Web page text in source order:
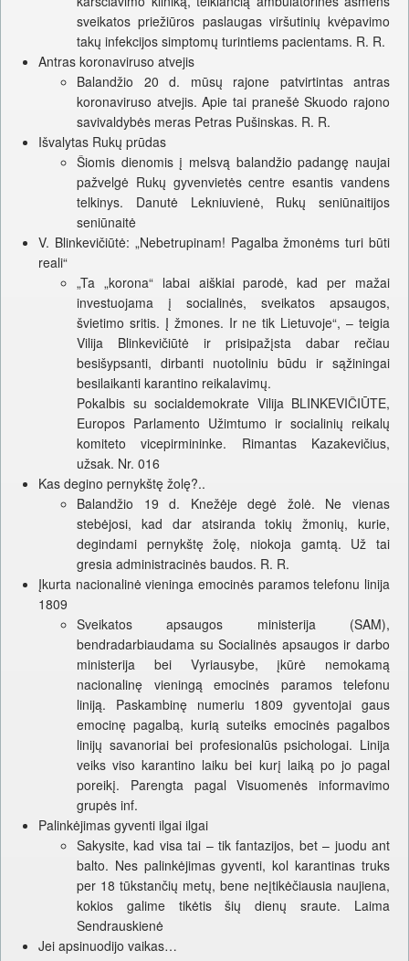
sveikatos priežiūros paslaugas viršutinių kvėpavimo
takų infekcijos simptomų turintiems pacientams. R. R.
Antras koronaviruso atvejis
Balandžio 20 d. mūsų rajone patvirtintas antras
koronaviruso atvejis. Apie tai pranešė Skuodo rajono
savivaldybės meras Petras Pušinskas. R. R.
Išvalytas Rukų prūdas
Šiomis dienomis į melsvą balandžio padangę naujai
pažvelgė Rukų gyvenvietės centre esantis vandens
telkinys. Danutė Lekniuvienė, Rukų seniūnaitijos
seniūnaitė
V. Blinkevičiūtė: „Nebetrupinam! Pagalba žmonėms turi būti
reali“
„Ta „korona“ labai aiškiai parodė, kad per mažai
investuojama į socialinės, sveikatos apsaugos,
švietimo sritis. Į žmones. Ir ne tik Lietuvoje“, – teigia
Vilija Blinkevičiūtė ir prisipažįsta dabar rečiau
besišypsanti, dirbanti nuotoliniu būdu ir sąžiningai
besilaikanti karantino reikalavimų.
Pokalbis su socialdemokrate Vilija BLINKEVIČIŪTE,
Europos Parlamento Užimtumo ir socialinių reikalų
komiteto vicepirmininke. Rimantas Kazakevičius,
užsak. Nr. 016
Kas degino pernykštę žolę?..
Balandžio 19 d. Knežėje degė žolė. Ne vienas
stebėjosi, kad dar atsiranda tokių žmonių, kurie,
degindami pernykštę žolę, niokoja gamtą. Už tai
gresia administracinės baudos. R. R.
Įkurta nacionalinė vieninga emocinės paramos telefonu linija
1809
Sveikatos apsaugos ministerija (SAM),
bendradarbiaudama su Socialinės apsaugos ir darbo
ministerija bei Vyriausybe, įkūrė nemokamą
nacionalinę vieningą emocinės paramos telefonu
liniją. Paskambinę numeriu 1809 gyventojai gaus
emocinę pagalbą, kurią suteiks emocinės pagalbos
linijų savanoriai bei profesionalūs psichologai. Linija
veiks viso karantino laiku bei kurį laiką po jo pagal
poreikį. Parengta pagal Visuomenės informavimo
grupės inf.
Palinkėjimas gyventi ilgai ilgai
Sakysite, kad visa tai – tik fantazijos, bet – juodu ant
balto. Nes palinkėjimas gyventi, kol karantinas truks
per 18 tūkstančių metų, bene neįtikėčiausia naujiena,
kokios galime tikėtis šių dienų sraute. Laima
Sendrauskienė
Jei apsinuodijo vaikas…